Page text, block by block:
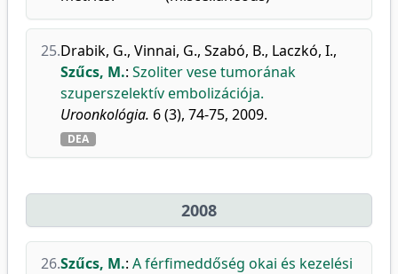
25.Drabik, G., Vinnai, G., Szabó, B., Laczkó, I.,
Szűcs, M.: Szoliter vese tumorának
szuperszelektív embolizációja.
Uroonkológia. 6 (3), 74-75, 2009.
DEA
2008
26.Szűcs, M.: A férfimeddőség okai és kezelési